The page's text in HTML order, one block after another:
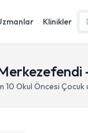
Klinikler
10 Okul Öncesi Çocuk